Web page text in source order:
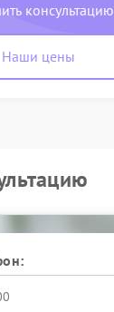
консультацию
Наши цены